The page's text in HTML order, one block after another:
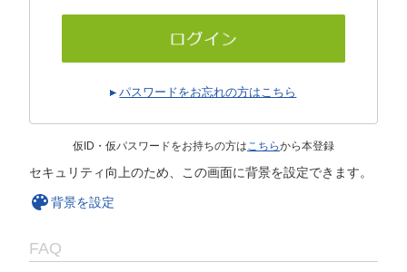
パスワードをお忘れの方はこちら
仮ID・仮パスワードをお持ちの方はこちらから本登録
セキュリティ向上のため、この画面に背景を設定できます。
背景を設定
FAQ